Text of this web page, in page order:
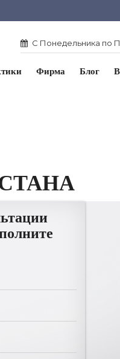
С Понедельника по
Фирма Блог